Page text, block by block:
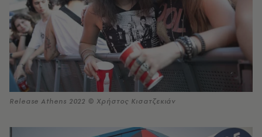
Release Athens 2022 © Χρήστος Κισατζεκιάν